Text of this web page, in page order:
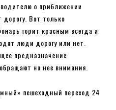
о приближении
дорогу. Вот только
горит красным всегда и
люди дорогу или нет.
предназначение
на нее внимания.
пешеходный переход 24